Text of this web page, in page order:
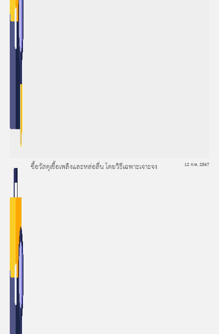
ซื้อวัสดุเชื้อเพลิงและหล่อลื่น โดยวิธีเฉพาะเจาะจง 12 ก.พ. 2567